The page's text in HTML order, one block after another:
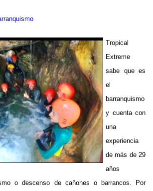
Tropical
Extreme
sabe que es
el
barranquismo
y cuenta con
una
experiencia
de más de 29
años
o descenso de cañones o barrancos. Por